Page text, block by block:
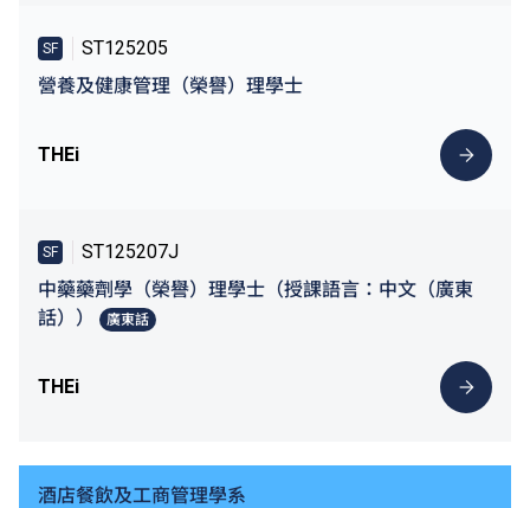
SF
ST125205
營養及健康管理（榮譽）理學士
THEi
SF
ST125207J
中藥藥劑學（榮譽）理學士（授課語言：中文（廣東
話））
廣東話
THEi
酒店餐飲及工商管理學系